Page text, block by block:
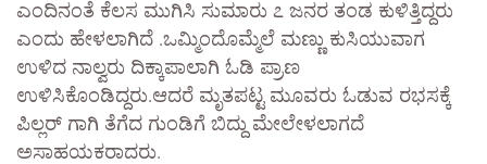
ಎಂದಿನಂತೆ ಕೆಲಸ ಮುಗಿಸಿ ಸುಮಾರು ೭ ಜನರ ತಂಡ ಕುಳಿತ್ತಿದ್ದರು
ಎಂದು ಹೇಳಲಾಗಿದೆ .ಒಮ್ಮಿಂದೊಮ್ಮೆಲೆ ಮಣ್ಣು ಕುಸಿಯುವಾಗ
ಉಳಿದ ನಾಲ್ವರು ದಿಕ್ಕಾಪಾಲಾಗಿ ಓಡಿ ಪ್ರಾಣ
ಉಳಿಸಿಕೊಂಡಿದ್ದರು.ಆದರೆ ಮೃತಪಟ್ಟ ಮೂವರು ಓಡುವ ರಭಸಕ್ಕೆ
ಪಿಲ್ಲರ್ ಗಾಗಿ ತೆಗೆದ ಗುಂಡಿಗೆ ಬಿದ್ದು ಮೇಲೇಳಲಾಗದೆ
ಅಸಾಹಯಕರಾದರು.